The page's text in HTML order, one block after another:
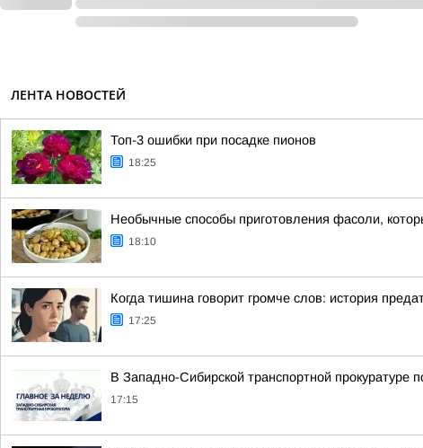
ЛЕНТА НОВОСТЕЙ
Топ-3 ошибки при посадке пионов
18:25
Необычные способы приготовления фасоли,
18:10
Когда тишина говорит громче слов: история
17:25
В Западно-Сибирской транспортной прокуратуре
17:15